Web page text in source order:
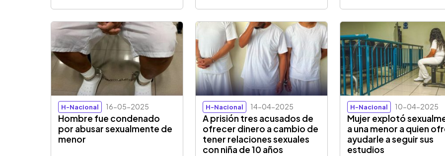
H-Nacional 16-05-2025
Hombre fue condenado
por abusar sexualmente de
menor
H-Nacional 14-04-2025
A prisión tres acusados de
ofrecer dinero a cambio de
tener relaciones sexuales
con niña de 10 años
H-Nacional 10-04-2025
Mujer explotó
a una menor a quien
ayudarle a seguir sus
estudios